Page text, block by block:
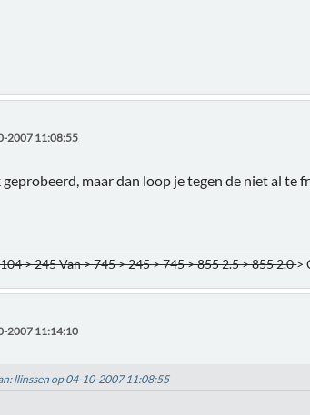
2007 11:08:55
geprobeerd, maar dan loop je tegen de niet al
> 245 Van > 745 > 245 > 745 > 855 2.5 > 855 2.0>
2007 11:14:10
llinssen op 04-10-2007 11:08:55